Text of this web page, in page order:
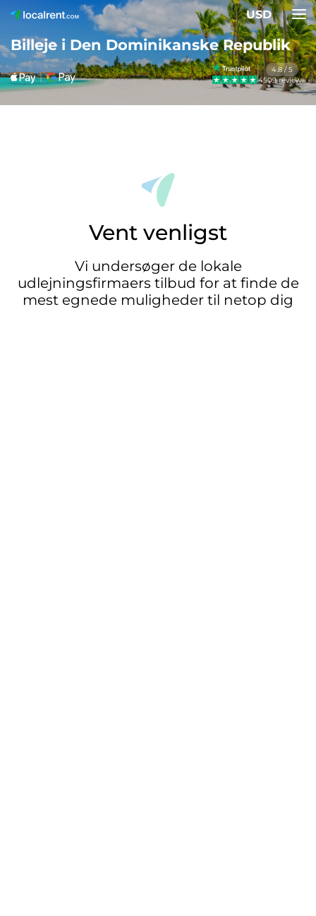
USD
Billeje i Den Dominikanske Republik
4.8 / 5
4509 reviews
Vent venligst
Vi undersøger de lokale
udlejningsfirmaers tilbud for at finde de
mest egnede muligheder til netop dig